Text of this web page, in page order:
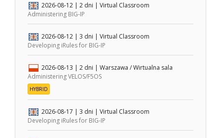
2026-08-12 | 2 dni | Virtual Classroom
Administering BIG-IP
2026-08-12 | 3 dni | Virtual Classroom
Developing iRules for BIG-IP
2026-08-13 | 2 dni | Warszawa / Wirtualna sala
Administering VELOS/F5OS
HYBRID
2026-08-17 | 3 dni | Virtual Classroom
Developing iRules for BIG-IP